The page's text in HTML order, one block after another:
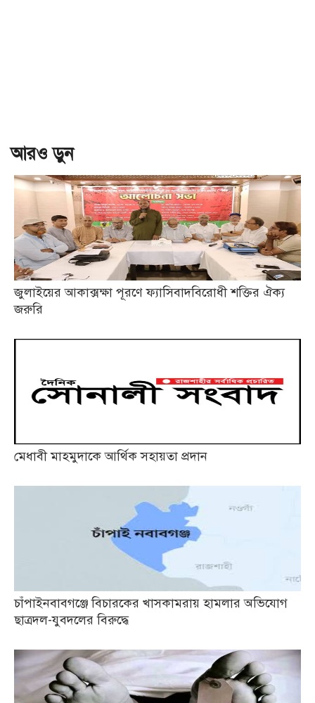
আরও ড়ুন
জুলাইয়ের আকাক্সক্ষা পূরণে ফ্যাসিবাদবিরোধী শক্তির ঐক্য
জরুরি
মেধাবী মাহমুদাকে আর্থিক সহায়তা প্রদান
চাঁপাইনবাবগঞ্জে বিচারকের খাসকামরায় হামলার অভিযোগ
ছাত্রদল-যুবদলের বিরুদ্ধে